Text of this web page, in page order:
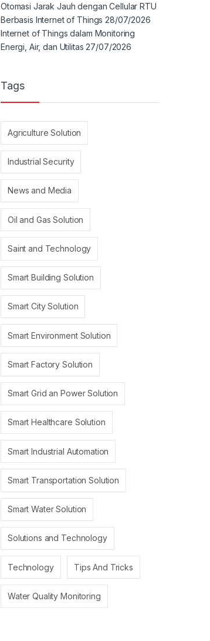
Otomasi Jarak Jauh dengan Cellular RTU
Berbasis Internet of Things 28/07/2026
Internet of Things dalam Monitoring
Energi, Air, dan Utilitas 27/07/2026
Tags
Agriculture Solution
Industrial Security
News and Media
Oil and Gas Solution
Saint and Technology
Smart Building Solution
Smart City Solution
Smart Environment Solution
Smart Factory Solution
Smart Grid an Power Solution
Smart Healthcare Solution
Smart Industrial Automation
Smart Transportation Solution
Smart Water Solution
Solutions and Technology
Technology Tips And Tricks
Water Quality Monitoring